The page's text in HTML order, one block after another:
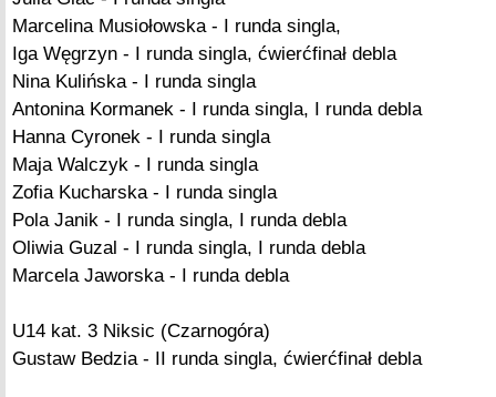
Marcelina Musiołowska - I runda singla,
Iga Węgrzyn - I runda singla, ćwierćfinał debla
Nina Kulińska - I runda singla
Antonina Kormanek - I runda singla, I runda debla
Hanna Cyronek - I runda singla
Maja Walczyk - I runda singla
Zofia Kucharska - I runda singla
Pola Janik - I runda singla, I runda debla
Oliwia Guzal - I runda singla, I runda debla
Marcela Jaworska - I runda debla
U14 kat. 3 Niksic (Czarnogóra)
Gustaw Bedzia - II runda singla, ćwierćfinał debla